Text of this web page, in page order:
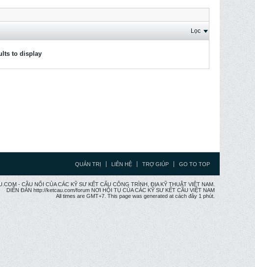
Lọc
to display
QUẢN TRỊ LIÊN HỆ TRỢ GIÚP GO TO TOP
- CẦU NỐI CỦA CÁC KỸ SƯ KẾT CẤU CÔNG TRÌNH, ĐỊA KỸ THUẬT VIỆT NAM.
DIỄN ĐÀN http://ketcau.com/forum NƠI HỘI TỤ CỦA CÁC KỸ SƯ KẾT CÂU VIỆT NAM
All times are GMT+7. This page was generated at cách đây 1 phút.